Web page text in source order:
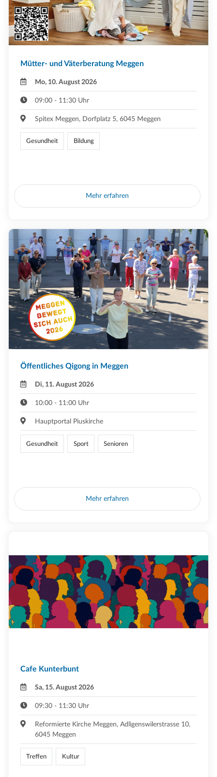
Mütter- und Väterberatung Meggen
Mo, 10. August 2026
09:00 - 11:30 Uhr
Spitex Meggen, Dorfplatz 5, 6045 Meggen
Gesundheit Bildung
Mehr erfahren
Öffentliches Qigong in Meggen
Di, 11. August 2026
10:00 - 11:00 Uhr
Hauptportal Piuskirche
Gesundheit Sport Senioren
Mehr erfahren
Cafe Kunterbunt
Sa, 15. August 2026
09:30 - 11:30 Uhr
Reformierte Kirche Meggen, Adligenswilerstrasse 10,
6045 Meggen
Treffen Kultur